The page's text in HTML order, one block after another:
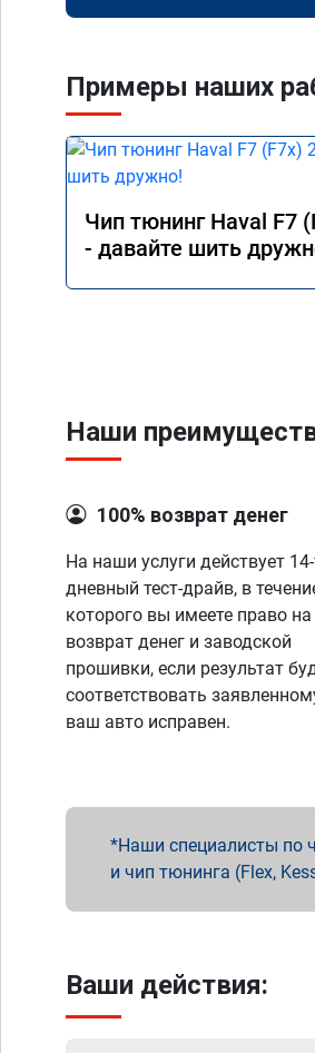
Примеры наших
Чип тюнинг Haval F7
- давайте шить
Наши
100% возврат денег
На наши услуги действует
дневный тест-драйв, в
которого вы имеете право на
возврат денег и заводской
прошивки, если результат
соответствовать
ваш авто исправен.
Наши специалисты по
и чип тюнинга (Flex,
Ваши действия: